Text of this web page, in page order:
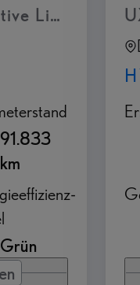
Line - Lexus
91.833
km
Grün